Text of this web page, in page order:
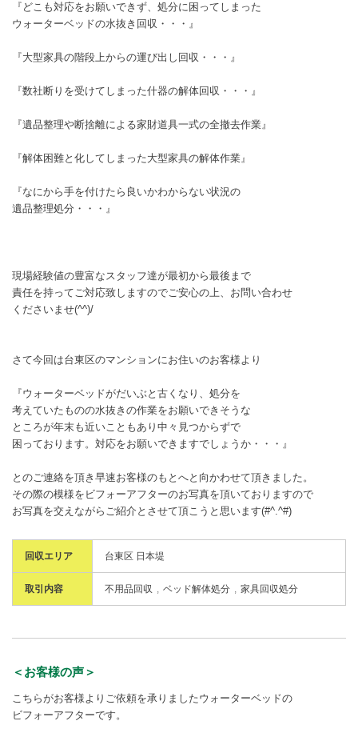
『どこも対応をお願いできず、処分に困ってしまった
ウォーターベッドの水抜き回収・・・』
『大型家具の階段上からの運び出し回収・・・』
『数社断りを受けてしまった什器の解体回収・・・』
『遺品整理や断捨離による家財道具一式の全撤去作業』
『解体困難と化してしまった大型家具の解体作業』
『なにから手を付けたら良いかわからない状況の
遺品整理処分・・・』
現場経験値の豊富なスタッフ達が最初から最後まで
責任を持ってご対応致しますのでご安心の上、お問い合わせ
くださいませ(^^)/
さて今回は台東区のマンションにお住いのお客様より
『ウォーターベッドがだいぶと古くなり、処分を
考えていたものの水抜きの作業をお願いできそうな
ところが年末も近いこともあり中々見つからずで
困っております。対応をお願いできますでしょうか・・・』
とのご連絡を頂き早速お客様のもとへと向かわせて頂きました。
その際の模様をビフォーアフターのお写真を頂いておりますので
お写真を交えながらご紹介とさせて頂こうと思います(#^.^#)
回収エリア 台東区 日本堤
取引内容 不用品回収 ベッド解体処分 家具回収処分
＜お客様の声＞
こちらがお客様よりご依頼を承りましたウォーターベッドの
ビフォーアフターです。